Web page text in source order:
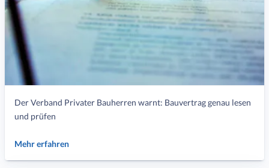
Der Verband Privater Bauherren warnt: Bauvertrag genau lesen
und prüfen
Mehr erfahren